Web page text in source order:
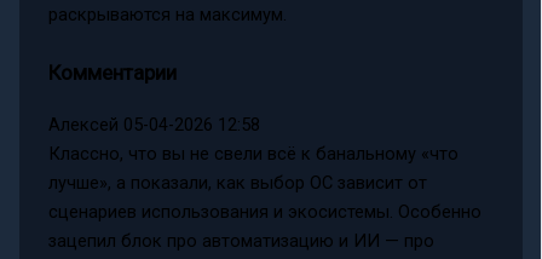
раскрываются на максимум.
Комментарии
Алексей 05-04-2026 12:58
Классно, что вы не свели всё к банальному «что
лучше», а показали, как выбор ОС зависит от
сценариев использования и экосистемы. Особенно
зацепил блок про автоматизацию и ИИ — про